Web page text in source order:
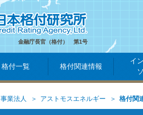
金融庁長官（格付） 第1号
格付一覧 格付関連情報
イ
事業法人 アストモスエネルギー 格付関